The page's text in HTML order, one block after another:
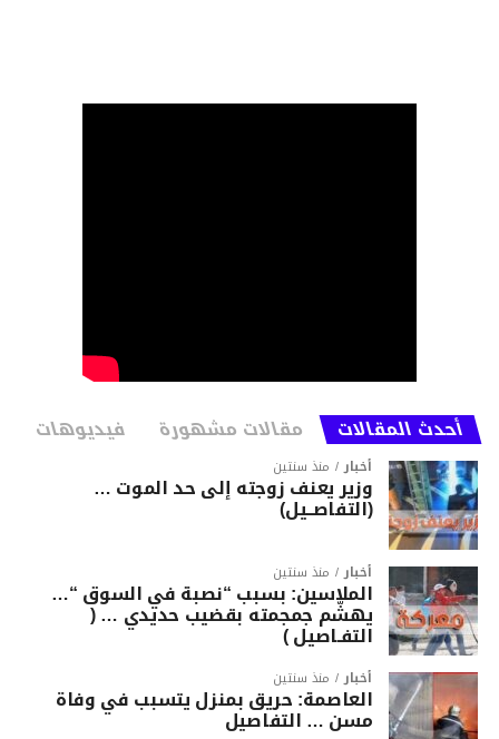
أحدث المقالات مقالات مشهورة فيديوهات
أخبار منذ سنتين
وزير يعنف زوجته إلى حد الموت …
(التفاصــيل)
أخبار منذ سنتين
الملاسين: بسبب “نصبة في السوق “…
يهشّم جمجمته بقضيب حديدي … (
التفـاصيل )
أخبار منذ سنتين
العاصمة: حريق بمنزل يتسبب في وفاة
مسن … التفاصيل